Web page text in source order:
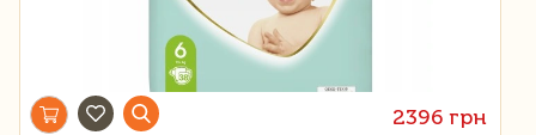
2396 грн